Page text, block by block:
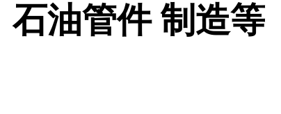
油管件 制造等